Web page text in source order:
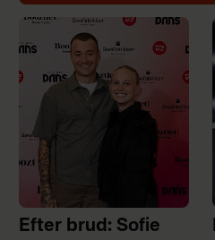
Efter brud: Sofie